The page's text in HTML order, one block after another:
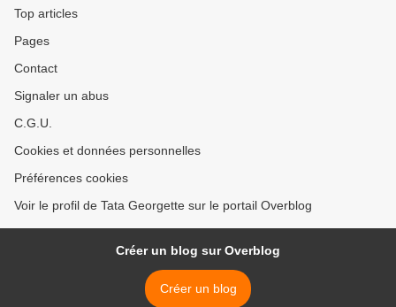
Top articles
Pages
Contact
Signaler un abus
C.G.U.
Cookies et données personnelles
Préférences cookies
Voir le profil de Tata Georgette sur le portail Overblog
Créer un blog sur Overblog
Créer un blog